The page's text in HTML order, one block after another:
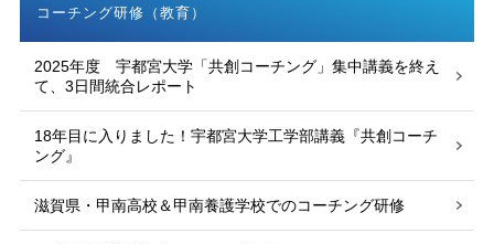
コーチング研修（教育）
2025年度 宇都宮大学「共創コーチング」集中講義を終え
て、3日間統合レポート
18年目に入りました！宇都宮大学工学部講義『共創コーチ
ング』
滋賀県・甲南高校＆甲南養護学校でのコーチング研修